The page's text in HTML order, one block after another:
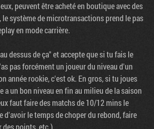
peuvent être acheté en boutique avec des
le système de microtransactions prend le pas
en mode carrière.
dessus de ça" et accepte que si tu fais le
pas forcément un joueur du niveau d'un
année rookie, c'est ok. En gros, si tu joues
a un bon niveau en fin au milieu de la saison
faut faire des matchs de 10/12 mins le
d'avoir le temps de choper du rebond, faire
des points, etc.).